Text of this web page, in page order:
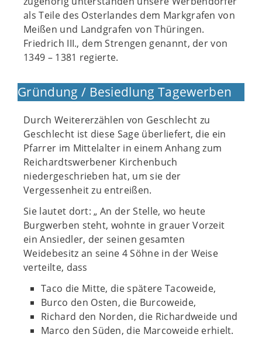
als Teile des Osterlandes dem Markgrafen von
Meißen und Landgrafen von Thüringen.
Friedrich III., dem Strengen genannt, der von
1349 – 1381 regierte.
Gründung / Besiedlung Tagewerben
Durch Weitererzählen von Geschlecht zu
Geschlecht ist diese Sage überliefert, die ein
Pfarrer im Mittelalter in einem Anhang zum
Reichardtswerbener Kirchenbuch
niedergeschrieben hat, um sie der
Vergessenheit zu entreißen.
Sie lautet dort: „ An der Stelle, wo heute
Burgwerben steht, wohnte in grauer Vorzeit
ein Ansiedler, der seinen gesamten
Weidebesitz an seine 4 Söhne in der Weise
verteilte, dass
Taco die Mitte, die spätere Tacoweide,
Burco den Osten, die Burcoweide,
Richard den Norden, die Richardweide und
Marco den Süden, die Marcoweide erhielt.